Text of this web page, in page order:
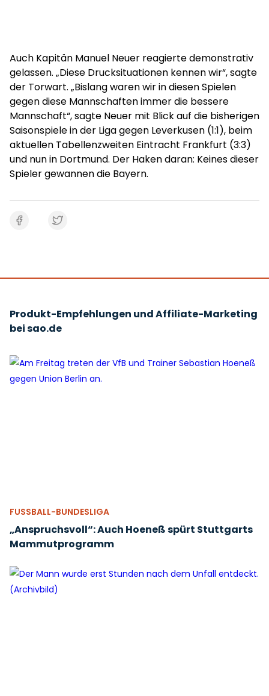
Auch Kapitän Manuel Neuer reagierte demonstrativ
gelassen. „Diese Drucksituationen kennen wir“, sagte
der Torwart. „Bislang waren wir in diesen Spielen
gegen diese Mannschaften immer die bessere
Mannschaft“, sagte Neuer mit Blick auf die bisherigen
Saisonspiele in der Liga gegen Leverkusen (1:1), beim
aktuellen Tabellenzweiten Eintracht Frankfurt (3:3)
und nun in Dortmund. Der Haken daran: Keines dieser
Spieler gewannen die Bayern.
Produkt-Empfehlungen und Affiliate-Marketing
bei sao.de
FUSSBALL-BUNDESLIGA
„Anspruchsvoll“: Auch Hoeneß spürt Stuttgarts
Mammutprogramm